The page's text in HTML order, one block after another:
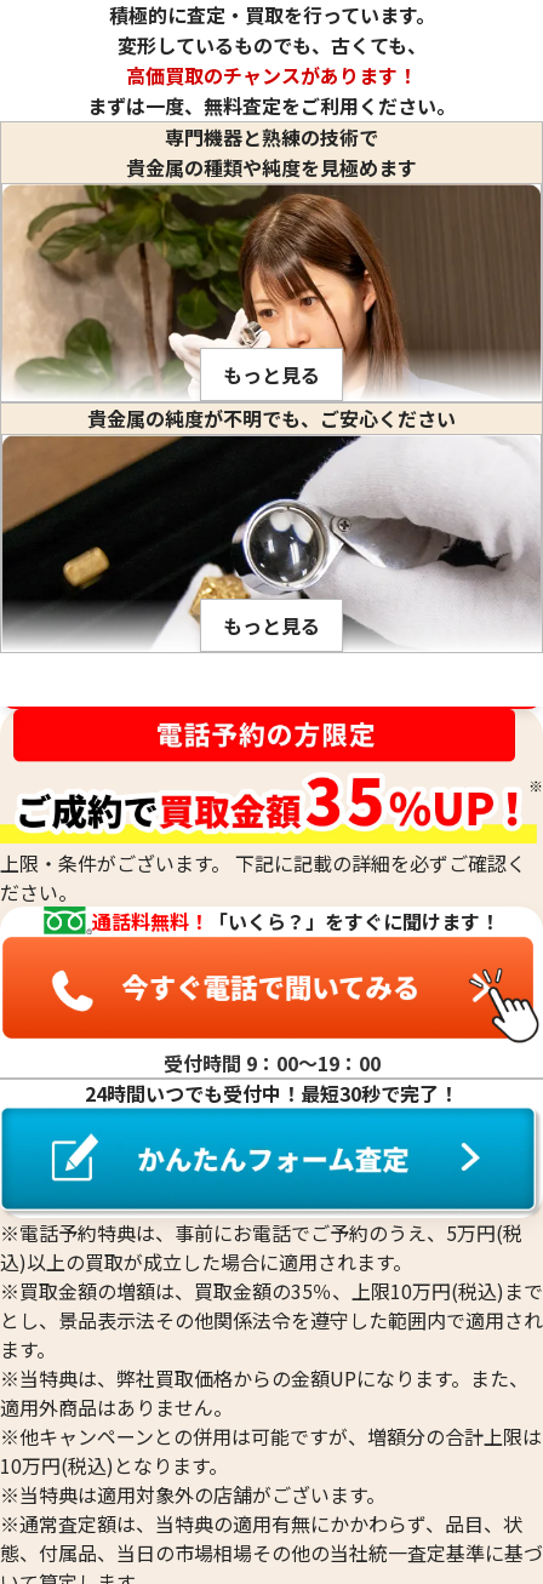
24金 (K24) カレンダー 新星工業 辰丑
1.1g
参考買取価格
24金 (K24) カレン
1g
参考買取価格
29,700円
積極的に査定・買取を行っています。
変形しているものでも、古くても、
高価買取のチャンスがあります！
まずは一度、無料査定をご利用ください。
専門機器と熟練の技術で
貴金属の種類や純度を見極めます
金や白金などの貴金属はそれぞれ固有の比重値を持っていま
す。比重とは、私達が生活している場所で(常温、常圧で)その
物質の1立方センチメートル当りの重量のことをいいます。(※
物質を1センチ角のサイの目状に切った時のその重さ) 1立方セ
ンチメートルあたり何グラムかは、金属ごとに異なり、K18や
PT900のように何種類かの貴金属を混ぜ合わせて作った合金
でも、その混合比率が解っているので比重が計算出来ます。こ
が付いていない金塊やインゴットなど、水に浸すことができ
るものの純度を、非常に正確に測定する際に用います。最終的
な査定額は、これらの科学的なデータに加えて、査定士が持つ
専門知識と経験を総合的に判断して算出されます。
もっと見る
貴金属の純度が不明でも、ご安心ください
刻印がなくて純度がわからないお品物や、他の素材のお品物
と組み合わされた合金のお品物、低純度のお品物も、当社の
専門的な技術で正確に測定し、その場で価値を判定いたしま
す。他店で「買取は難しい」と断られてしまったお品物も、諦
めずにご相談ください。おたからやでは、確かな鑑定力で、
これまでお値段がつかなかったお品物にも、思わぬ価値が見
つかるかもしれません。どのような貴金属でも、お気軽にお
持ち込みください。
もっと見る
上限・条件がございます。 下記に記載の詳細を必ずご確認く
ださい。
通話料無料！
「いくら？」をすぐに聞けます！
受付時間 9：00〜19：00
24時間いつでも受付中！最短30秒で完了！
※電話予約特典は、事前にお電話でご予約のうえ、5万円(税
込)以上の買取が成立した場合に適用されます。
※買取金額の増額は、買取金額の35％、上限10万円(税込)まで
とし、景品表示法その他関係法令を遵守した範囲内で適用され
ます。
※当特典は、弊社買取価格からの金額UPになります。また、
適用外商品はありません。
※他キャンペーンとの併用は可能ですが、増額分の合計上限は
10万円(税込)となります。
※当特典は適用対象外の店舗がございます。
※通常査定額は、当特典の適用有無にかかわらず、品目、状
態、付属品、当日の市場相場その他の当社統一査定基準に基づ